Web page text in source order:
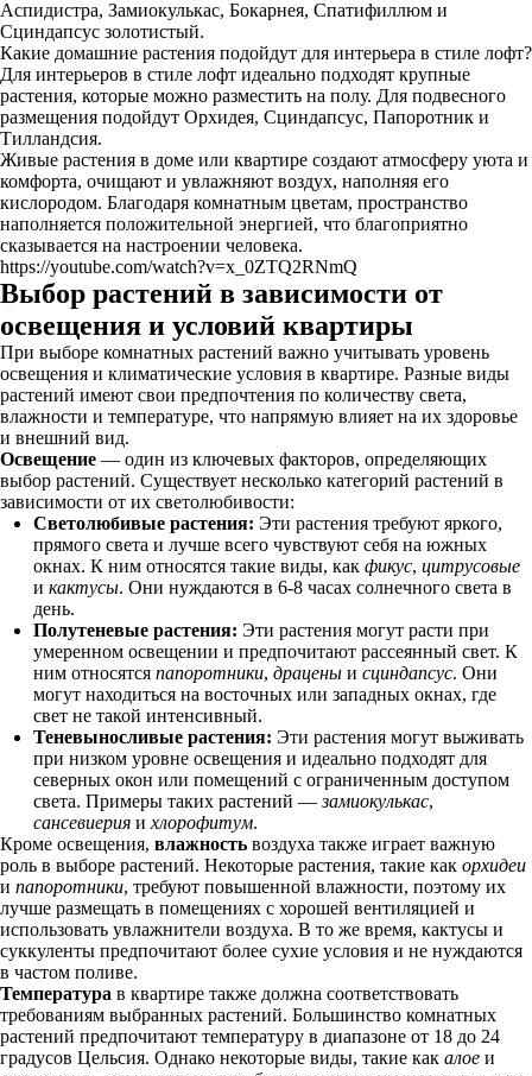
Аспидистра, Замиокулькас, Бокарнея, Спатифиллюм и
Сциндапсус золотистый.
Какие домашние растения подойдут для интерьера в стиле лофт?
Для интерьеров в стиле лофт идеально подходят крупные
растения, которые можно разместить на полу. Для подвесного
размещения подойдут Орхидея, Сциндапсус, Папоротник и
Тилландсия.
Живые растения в доме или квартире создают атмосферу уюта и
комфорта, очищают и увлажняют воздух, наполняя его
кислородом. Благодаря комнатным цветам, пространство
наполняется положительной энергией, что благоприятно
сказывается на настроении человека.
https://youtube.com/watch?v=x_0ZTQ2RNmQ
Выбор растений в зависимости от
освещения и условий квартиры
При выборе комнатных растений важно учитывать уровень
освещения и климатические условия в квартире. Разные виды
растений имеют свои предпочтения по количеству света,
влажности и температуре, что напрямую влияет на их здоровье
и внешний вид.
Освещение — один из ключевых факторов, определяющих
выбор растений. Существует несколько категорий растений в
зависимости от их светолюбивости:
Светолюбивые растения: Эти растения требуют яркого,
прямого света и лучше всего чувствуют себя на южных
окнах. К ним относятся такие виды, как фикус, цитрусовые
и кактусы. Они нуждаются в 6-8 часах солнечного света в
день.
Полутеневые растения: Эти растения могут расти при
умеренном освещении и предпочитают рассеянный свет. К
ним относятся папоротники, драцены и сциндапсус. Они
могут находиться на восточных или западных окнах, где
свет не такой интенсивный.
Теневыносливые растения: Эти растения могут выживать
при низком уровне освещения и идеально подходят для
северных окон или помещений с ограниченным доступом
света. Примеры таких растений —замиокулькас,
сансевиерия и хлорофитум.
Кроме освещения, влажность воздуха также играет важную
роль в выборе растений. Некоторые растения, такие как орхидеи
и папоротники, требуют повышенной влажности, поэтому их
лучше размещать в помещениях с хорошей вентиляцией и
использовать увлажнители воздуха. В то же время, кактусы и
суккуленты предпочитают более сухие условия и не нуждаются
в частом поливе.
Температура в квартире также должна соответствовать
требованиям выбранных растений. Большинство комнатных
растений предпочитают температуру в диапазоне от 18 до 24
градусов Цельсия. Однако некоторые виды, такие как алое и